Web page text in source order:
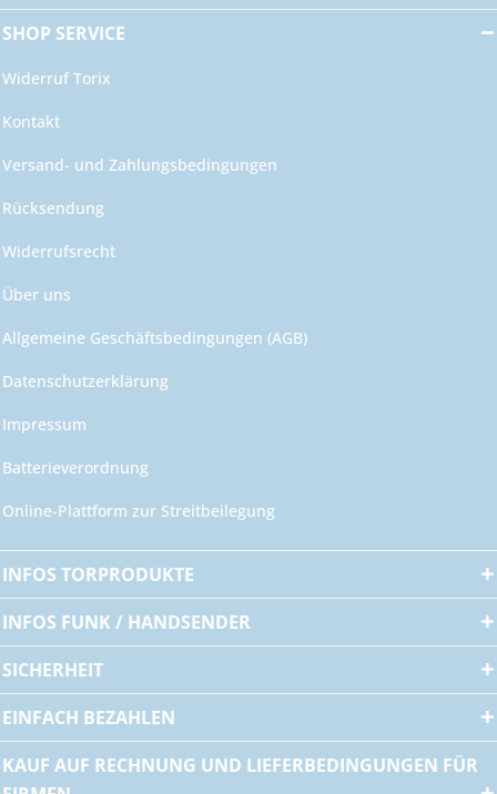
SHOP SERVICE
Widerruf Torix
Kontakt
Versand- und Zahlungsbedingungen
Rücksendung
Widerrufsrecht
Über uns
Allgemeine Geschäftsbedingungen (AGB)
Datenschutzerklärung
Impressum
Batterieverordnung
Online-Plattform zur Streitbeilegung
INFOS TORPRODUKTE
INFOS FUNK / HANDSENDER
SICHERHEIT
EINFACH BEZAHLEN
KAUF AUF RECHNUNG UND LIEFERBEDINGUNGEN FÜR